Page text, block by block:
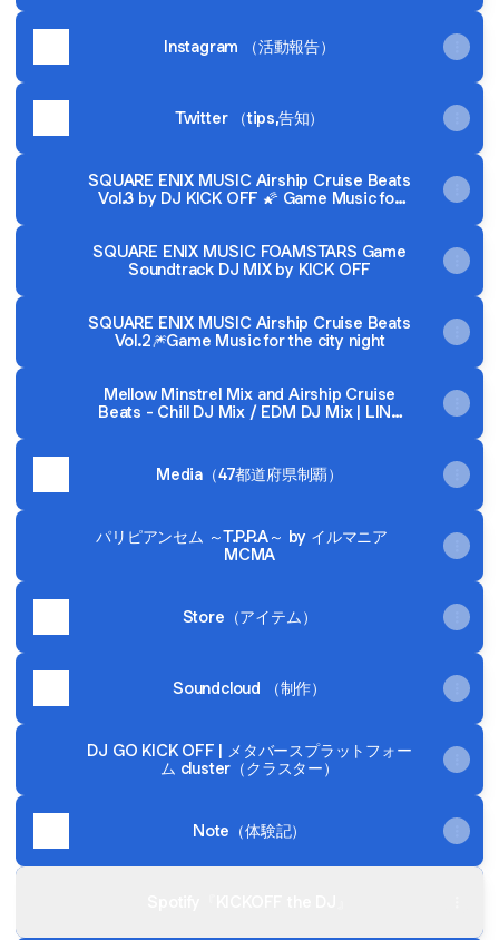
Instagram （活動報告）
Twitter （tips,告知）
SQUARE ENIX MUSIC Airship Cruise Beats
Vol.3 by DJ KICK OFF 🌠 Game Music for
SQUARE ENIX MUSIC FOAMSTARS Game
Soundtrack DJ MIX by KICK OFF
SQUARE ENIX MUSIC Airship Cruise Beats
Vol.2🎆Game Music for the city night
Mellow Minstrel Mix and Airship Cruise
Beats - Chill DJ Mix / EDM DJ Mix | LINE
Media（47都道府県制覇）
パリピアンセム ～T.P.P.A～ by イルマニア
MCMA
Store（アイテム）
Soundcloud （制作）
DJ GO KICK OFF | メタバースプラットフォー
ム cluster（クラスター）
Note（体験記）